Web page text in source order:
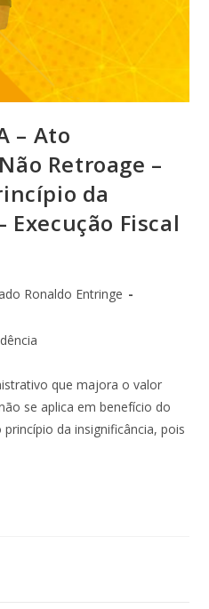
– Ato
Retroage –
da
Fiscal
Ronaldo Entringe
que majora o valor
se aplica em benefício do
da insignificância, pois